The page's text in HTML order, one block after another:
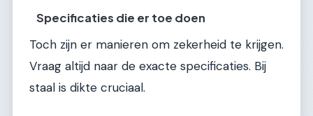
Specificaties die er toe doen
Toch zijn er manieren om zekerheid te krijgen.
Vraag altijd naar de exacte specificaties. Bij
staal is dikte cruciaal.